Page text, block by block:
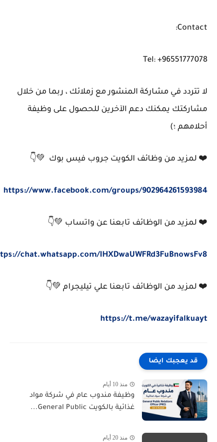
Contact:
Tel: +96551777078
لا تتردد في مشاركة المنشور مع زملائك ، ربما من خلال
مشاركتك يمكنك دعم الآخرين للحصول على وظيفة
أحلامهم ؛)
❤️ لمزيد من وظائف الكويت جروب فيس بوك 💚👇
https://www.facebook.com/groups/902964261593984
❤️ لمزيد من الوظائف تابعنا عن واتساب 💚👇
https://chat.whatsapp.com/IHXDwaUWFRd3FuBnowsFv8
❤️⁩ لمزيد من الوظائف تابعنا علي تيليجرام 💚👇
https://t.me/wazayifalkuayt
قد يعجبك ايضا
منذ 10 أيام
وظيفة مندوب عام في شركة مواد
غذائية بالكويت General Public...
منذ 20 أيام